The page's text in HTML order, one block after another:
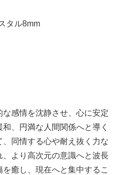
タル8mm
感情を沈静させ、心に安定
、円満な人間関係へと導く
同情する心や耐え抜く力な
より高次元の意識へと波長
癒し、現在へと集中するこ